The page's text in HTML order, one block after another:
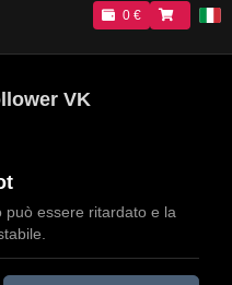
0 €
VK
può essere ritardato e la